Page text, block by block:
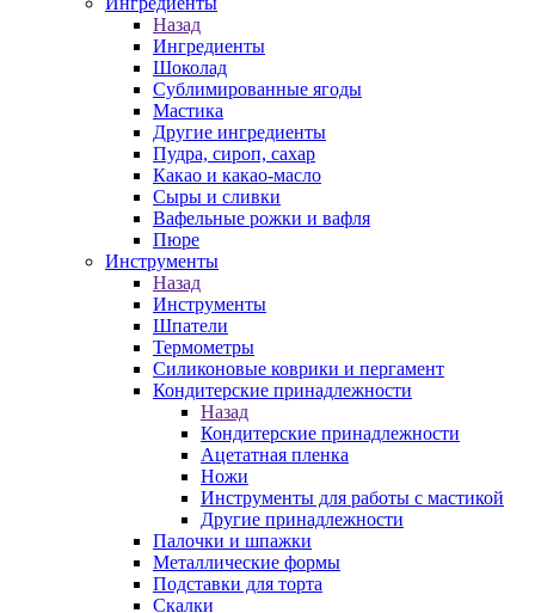
Назад
Ингредиенты
Шоколад
Сублимированные ягоды
Мастика
Другие ингредиенты
Пудра, сироп, сахар
Какао и какао-масло
Сыры и сливки
Вафельные рожки и вафля
Пюре
Инструменты
Назад
Инструменты
Шпатели
Термометры
Силиконовые коврики и пергамент
Кондитерские принадлежности
Назад
Кондитерские принадлежности
Ацетатная пленка
Ножи
Инструменты для работы с мастикой
Другие принадлежности
Палочки и шпажки
Металлические формы
Подставки для торта
Скалки